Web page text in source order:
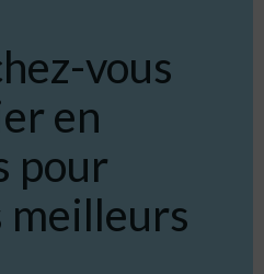
vous
en
pour
meilleurs